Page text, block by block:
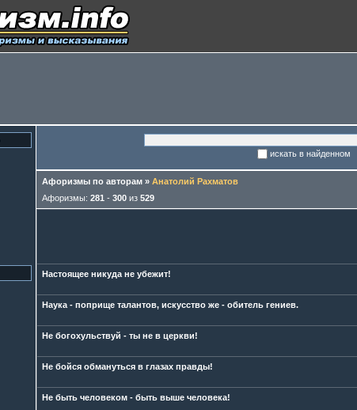
искать в найденном
Афоризмы по авторам » Анатолий Рахматов
Афоризмы: 281 - 300 из 529
Настоящее никуда не убежит!
Наука - поприще талантов, искусство же - обитель гениев.
Не богохульствуй - ты не в церкви!
Не бойся обмануться в глазах правды!
Не быть человеком - быть выше человека!